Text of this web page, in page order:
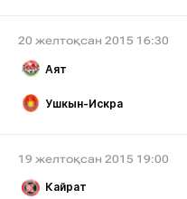
20 желтоқсан 2015 16:30
Аят
Ушкын-Искра
19 желтоқсан 2015 19:00
Кайрат